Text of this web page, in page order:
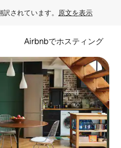
されています。 原文を表示
Airbnbでホスティング